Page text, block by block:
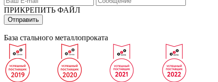
ПРИКРЕПИТЬ ФАЙЛ
База стального металлопроката